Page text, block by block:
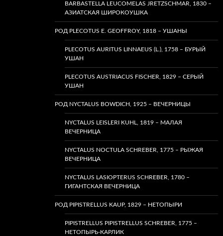
BARBASTELLA LEUCOMELAS JRETZSCHMAR, 1830 –
АЗИАТСКАЯ ШИРОКОУШКА
РОД PLECOTUS E. GEOFFROY, 1818 – УШАНЫ
PLECOTUS AURITUS LINNAEUS (L.), 1758 – БУРЫЙ
УШАН
PLECOTUS AUSTRIACUS FISCHER, 1829 – СЕРЫЙ
УШАН
РОД NYCTALUS BOWDICH, 1925 – ВЕЧЕРНИЦЫ
NYCTALUS LEISLERI KUHL, 1819 – МАЛАЯ
ВЕЧЕРНИЦА
NYCTALUS NOCTULA SCHREBER, 1775 – РЫЖАЯ
ВЕЧЕРНИЦА
NYCTALUS LASIOPTERUS SCHREBER, 1780 –
ГИГАНТСКАЯ ВЕЧЕРНИЦА
РОД PIPISTRELLUS KAUP, 1829 – НЕТОПЫРИ
PIPISTRELLUS PIPISTRELLUS SCHREBER, 1775 –
НЕТОПЫРЬ-КАРЛИК